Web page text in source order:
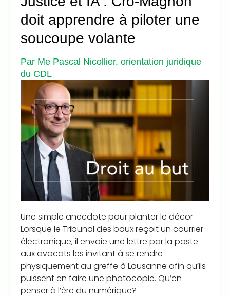
doit apprendre à piloter une
soucoupe volante
Par Me Pascal Nicollier, orientation juridique
du CDL
Une simple anecdote pour planter le décor.
Lorsque le Tribunal des baux reçoit un courrier
électronique, il envoie une lettre par la poste
aux avocats les invitant à se rendre
physiquement au greffe à Lausanne afin qu’ils
puissent en faire une photocopie. Qu’en
penser à l’ère du numérique?